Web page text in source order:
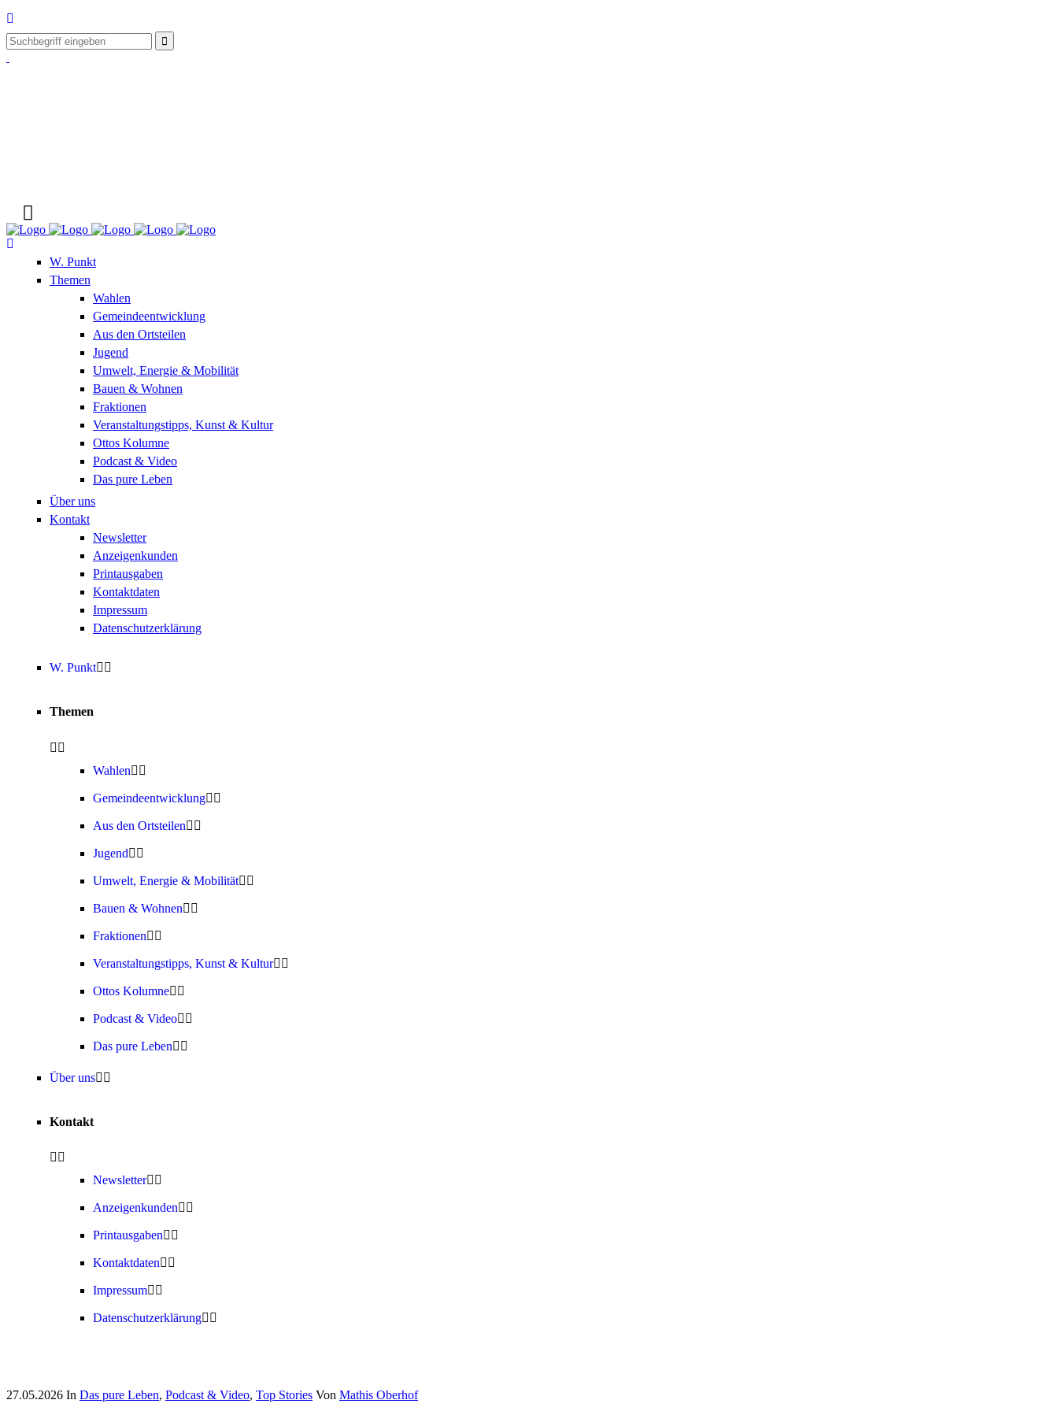
W. Punkt
Themen
Wahlen
Gemeindeentwicklung
Aus den Ortsteilen
Jugend
Umwelt, Energie & Mobilität
Bauen & Wohnen
Fraktionen
Veranstaltungstipps, Kunst & Kultur
Ottos Kolumne
Podcast & Video
Das pure Leben
Über uns
Kontakt
Newsletter
Anzeigenkunden
Printausgaben
Kontaktdaten
Impressum
Datenschutzerklärung
W. Punkt
Themen
Wahlen
Gemeindeentwicklung
Aus den Ortsteilen
Jugend
Umwelt, Energie & Mobilität
Bauen & Wohnen
Fraktionen
Veranstaltungstipps, Kunst & Kultur
Ottos Kolumne
Podcast & Video
Das pure Leben
Über uns
Kontakt
Newsletter
Anzeigenkunden
Printausgaben
Kontaktdaten
Impressum
Datenschutzerklärung
27.05.2026 In Das pure Leben, Podcast & Video, Top Stories Von Mathis Oberhof